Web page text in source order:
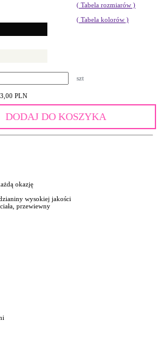
( Tabela rozmiarów )
( Tabela kolorów )
szt
PLN
DODAJ DO KOSZYKA
okazję
wysokiej jakości
przewiewny